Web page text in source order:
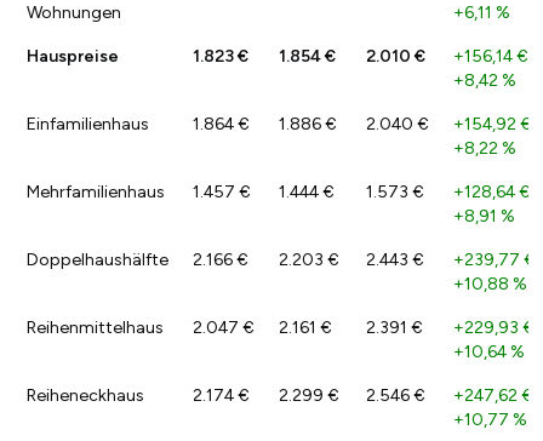
Wohnungen
+6,11 %
Hauspreise 1.823 € 1.854 € 2.010 € +156,14 €
+8,42 %
Einfamilienhaus 1.864 € 1.886 € 2.040 € +154,92 €
+8,22 %
Mehrfamilienhaus 1.457 € 1.444 € 1.573 € +128,64 €
+8,91 %
Doppelhaushälfte 2.166 € 2.203 € 2.443 € +239,77 €
+10,88 %
Reihenmittelhaus 2.047 € 2.161 € 2.391 € +229,93 €
+10,64 %
Reiheneckhaus 2.174 € 2.299 € 2.546 € +247,62 €
+10,77 %